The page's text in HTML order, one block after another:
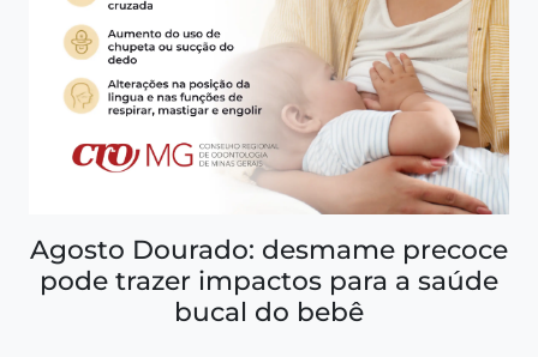
Agosto Dourado: desmame precoce
pode trazer impactos para a saúde
bucal do bebê